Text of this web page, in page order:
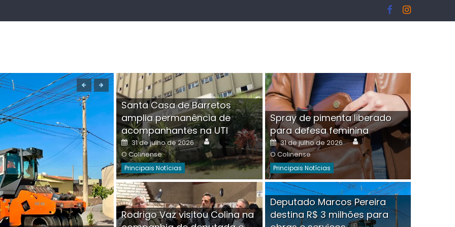
Boutique na Av. Ângelo Martins Tristão é
invadida por criminoso mascarado
Santa Casa de Barretos
amplia permanência de
acompanhantes na UTI
Posted
on
31 de julho de 2026 Author
O Colinense
Principais Notícias
Spray de pimenta liberado
para defesa feminina
Posted
on
31 de julho de 2026 Author
O Colinense
Principais Notícias
Rodrigo Vaz visitou Colina na
Deputado Marcos Pereira
destina R$ 3 milhões para